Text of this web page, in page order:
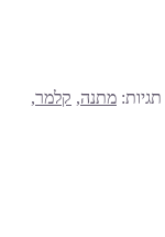
תגיות: מתנה, קלמר,